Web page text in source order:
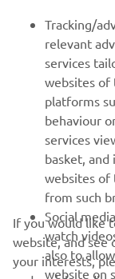
MORE
SUPPORT
NEWSLETTER
Be the first one to
releases and much
Tracking/
relevant
services
websites of
platforms
behaviour
services
basket, and
websites of
from such
Social
watch
also to
website on
If you would like
website, and see
your interests,